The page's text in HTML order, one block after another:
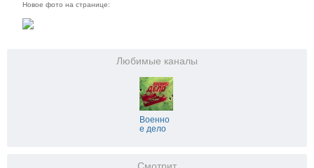
Новое фото на странице:
Любимые каналы
Военно
е дело